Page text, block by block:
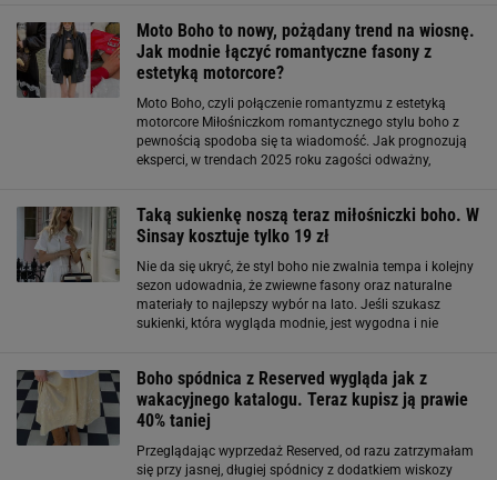
Moto Boho to nowy, pożądany trend na wiosnę.
Jak modnie łączyć romantyczne fasony z
estetyką motorcore?
Moto Boho, czyli połączenie romantyzmu z estetyką
motorcore Miłośniczkom romantycznego stylu boho z
pewnością spodoba się ta wiadomość. Jak prognozują
eksperci, w trendach 2025 roku zagości odważny,
Taką sukienkę noszą teraz miłośniczki boho. W
Sinsay kosztuje tylko 19 zł
Nie da się ukryć, że styl boho nie zwalnia tempa i kolejny
sezon udowadnia, że zwiewne fasony oraz naturalne
materiały to najlepszy wybór na lato. Jeśli szukasz
sukienki, która wygląda modnie, jest wygodna i nie
Boho spódnica z Reserved wygląda jak z
wakacyjnego katalogu. Teraz kupisz ją prawie
40% taniej
Przeglądając wyprzedaż Reserved, od razu zatrzymałam
się przy jasnej, długiej spódnicy z dodatkiem wiskozy